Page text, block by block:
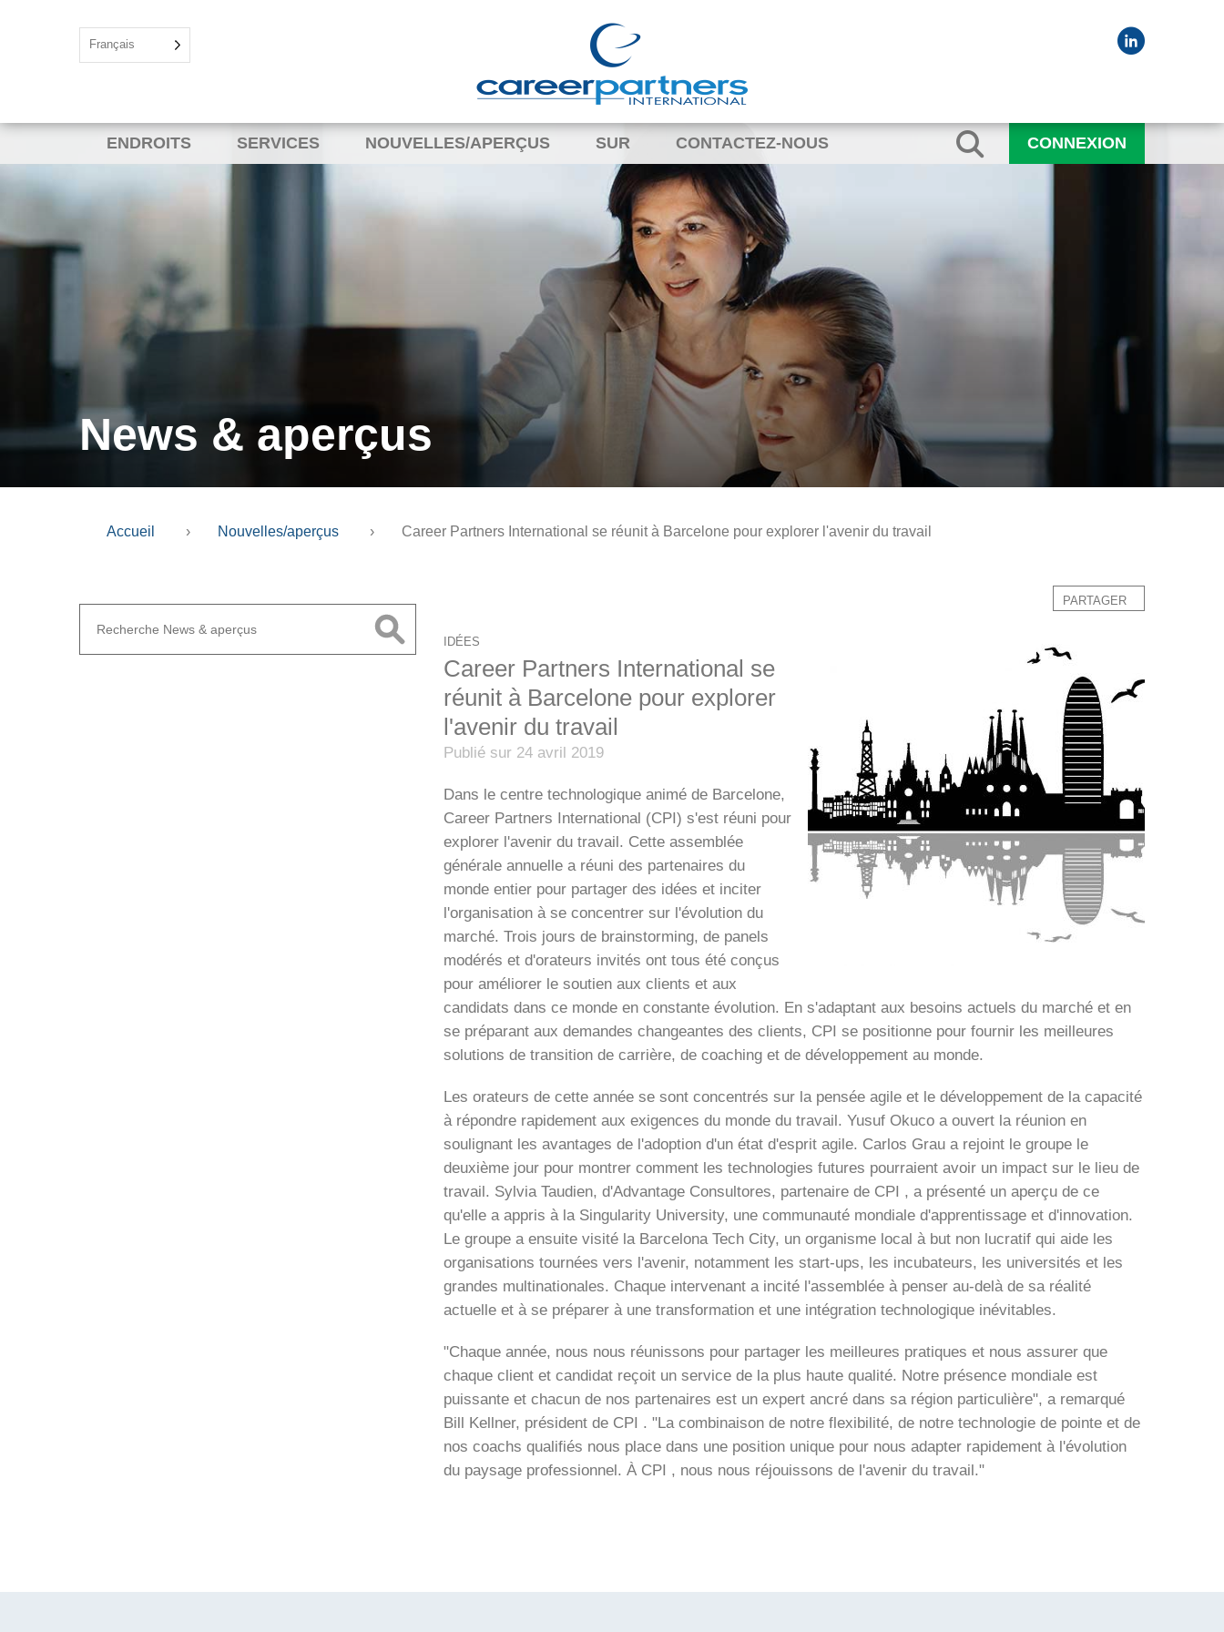
Français
ENDROITS SERVICES NOUVELLES/APERÇUS SUR CONTACTEZ-NOUS CONNEXION
News & aperçus
Accueil › Nouvelles/aperçus › Career Partners International se réunit à Barcelone pour explorer l'avenir du travail
PARTAGER
IDÉES
Career Partners International se
réunit à Barcelone pour explorer
l'avenir du travail
Publié sur 24 avril 2019
Dans le centre technologique animé de Barcelone,
Career Partners International (CPI) s'est réuni pour
explorer l'avenir du travail. Cette assemblée
générale annuelle a réuni des partenaires du
monde entier pour partager des idées et inciter
l'organisation à se concentrer sur l'évolution du
marché. Trois jours de brainstorming, de panels
modérés et d'orateurs invités ont tous été conçus
pour améliorer le soutien aux clients et aux
candidats dans ce monde en constante évolution. En s'adaptant aux besoins actuels du marché et en
se préparant aux demandes changeantes des clients, CPI se positionne pour fournir les meilleures
solutions de transition de carrière, de coaching et de développement au monde.
Les orateurs de cette année se sont concentrés sur la pensée agile et le développement de la capacité
à répondre rapidement aux exigences du monde du travail. Yusuf Okuco a ouvert la réunion en
soulignant les avantages de l'adoption d'un état d'esprit agile. Carlos Grau a rejoint le groupe le
deuxième jour pour montrer comment les technologies futures pourraient avoir un impact sur le lieu de
travail. Sylvia Taudien, d'Advantage Consultores, partenaire de CPI , a présenté un aperçu de ce
qu'elle a appris à la Singularity University, une communauté mondiale d'apprentissage et d'innovation.
Le groupe a ensuite visité la Barcelona Tech City, un organisme local à but non lucratif qui aide les
organisations tournées vers l'avenir, notamment les start-ups, les incubateurs, les universités et les
grandes multinationales. Chaque intervenant a incité l'assemblée à penser au-delà de sa réalité
actuelle et à se préparer à une transformation et une intégration technologique inévitables.
"Chaque année, nous nous réunissons pour partager les meilleures pratiques et nous assurer que
chaque client et candidat reçoit un service de la plus haute qualité. Notre présence mondiale est
puissante et chacun de nos partenaires est un expert ancré dans sa région particulière", a remarqué
Bill Kellner, président de CPI . "La combinaison de notre flexibilité, de notre technologie de pointe et de
nos coachs qualifiés nous place dans une position unique pour nous adapter rapidement à l'évolution
du paysage professionnel. À CPI , nous nous réjouissons de l'avenir du travail."